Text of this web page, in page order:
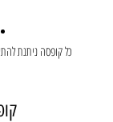
כל קופסה ניתנת